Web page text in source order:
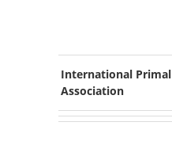
International Primal
Association